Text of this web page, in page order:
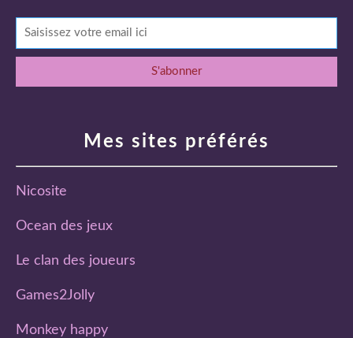
Mes sites préférés
Nicosite
Ocean des jeux
Le clan des joueurs
Games2Jolly
Monkey happy